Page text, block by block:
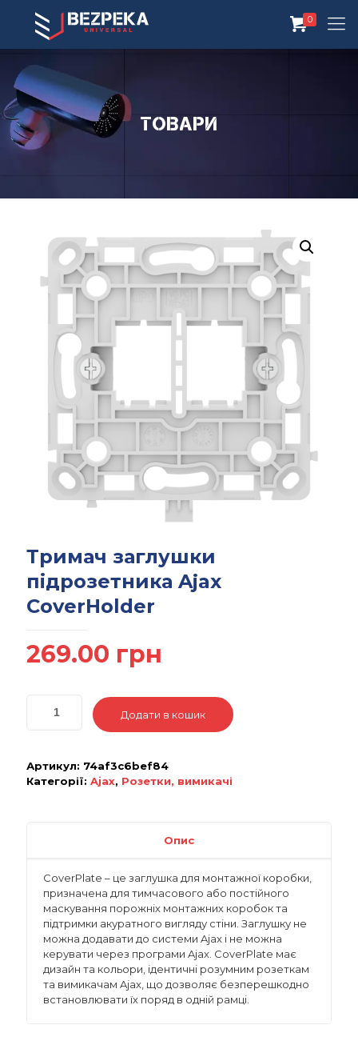
0
Товари
Тримач заглушки
підрозетника Ajax
CoverHolder
269.00 грн
Додати в кошик
Артикул: 74af3c6bef84
Категорії: Ajax, Розетки, вимикачі
Опис
CoverPlate – це заглушка для монтажної коробки,
призначена для тимчасового або постійного
маскування порожніх монтажних коробок та
підтримки акуратного вигляду стіни. Заглушку не
можна додавати до системи Ajax і не можна
керувати через програми Ajax. CoverPlate має
дизайн та кольори, ідентичні розумним розеткам
та вимикачам Ajax, що дозволяє безперешкодно
встановлювати їх поряд в одній рамці.